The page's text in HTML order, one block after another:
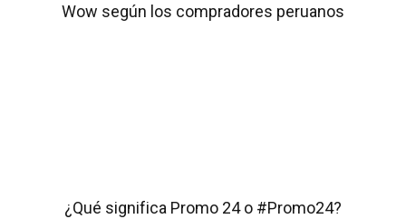
Wow según los compradores peruanos
¿Qué significa Promo 24 o #Promo24?